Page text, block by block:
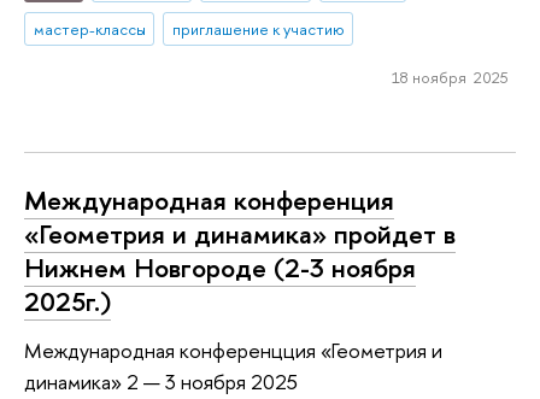
мастер-классы
приглашение к участию
18 ноября 2025
Международная конференция
«Геометрия и динамика» пройдет в
Нижнем Новгороде (2-3 ноября
2025г.)
Международная конференцция «Геометрия и
динамика» 2 — 3 ноября 2025